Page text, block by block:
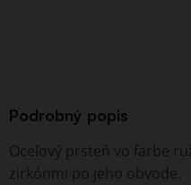
Podrobný popis
Oceľový prsteň vo farbe
zirkónmi po jeho obvode.